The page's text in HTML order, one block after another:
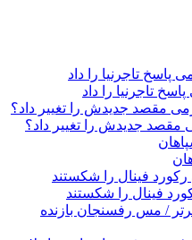
تاجرنیا را داد
مقصد جدیدش را تغییر داد؟
فینال را شکستند